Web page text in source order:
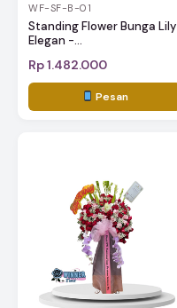
WF-SF-B-01
Standing Flower Bunga Lily
Elegan -...
Rp 1.482.000
Pesan